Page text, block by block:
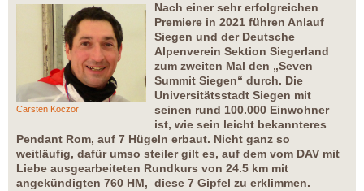
Carsten Koczor
Nach einer sehr erfolgreichen
Premiere in 2021 führen Anlauf
Siegen und der Deutsche
Alpenverein Sektion Siegerland
zum zweiten Mal den „Seven
Summit Siegen“ durch. Die
Universitätsstadt Siegen mit
seinen rund 100.000 Einwohner
ist, wie sein leicht bekannteres
Pendant Rom, auf 7 Hügeln erbaut. Nicht ganz so
weitläufig, dafür umso steiler gilt es, auf dem vom DAV mit
Liebe ausgearbeiteten Rundkurs von 24.5 km mit
angekündigten 760 HM, diese 7 Gipfel zu erklimmen.